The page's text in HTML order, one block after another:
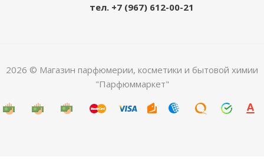
тел. +7 (967) 612-00-21
2026 © Магазин парфюмерии, косметики и бытовой химии
"Парфюммаркет"